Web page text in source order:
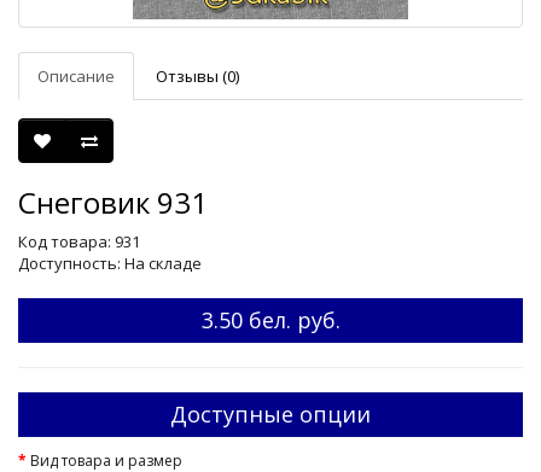
Описание Отзывы (0)
Снеговик 931
Код товара: 931
Доступность: На складе
3.50 бел. руб.
Доступные опции
Вид товара и размер